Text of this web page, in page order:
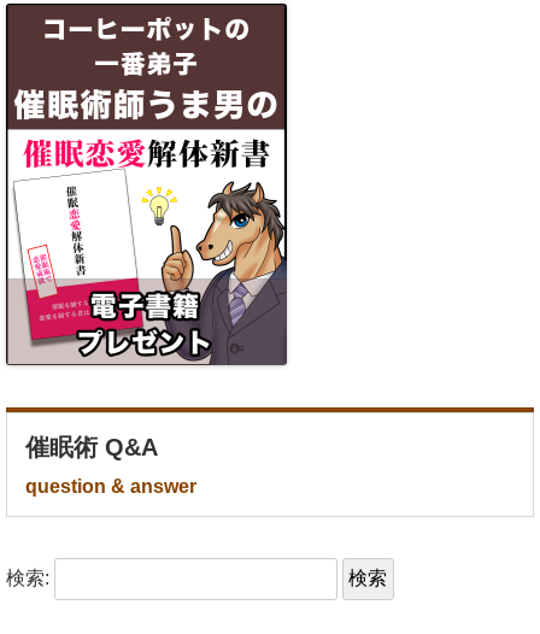
催眠術 Q&A
question & answer
検索: